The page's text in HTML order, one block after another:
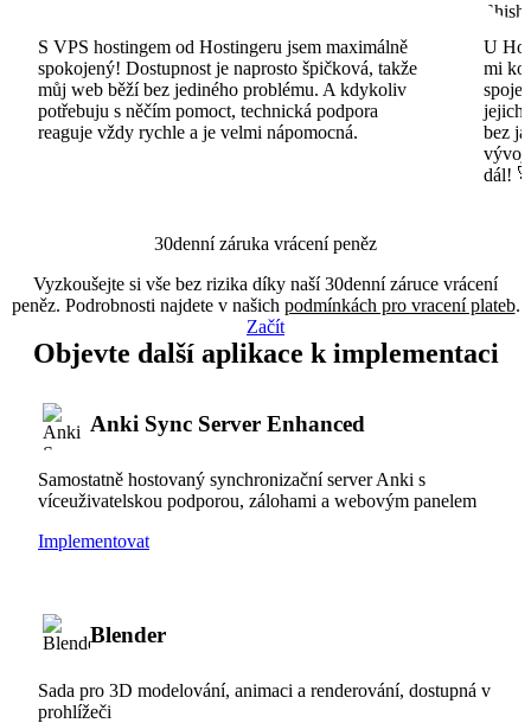
S VPS hostingem od Hostingeru jsem maximálně
spokojený! Dostupnost je naprosto špičková, takže
můj web běží bez jediného problému. A kdykoliv
potřebuju s něčím pomoct, technická podpora
reaguje vždy rychle a je velmi nápomocná.
U
mi
jejich
bez
dál!
30denní záruka vrácení peněz
Vyzkoušejte si vše bez rizika díky naší 30denní záruce vrácení
peněz. Podrobnosti najdete v našich podmínkách pro vracení plateb.
Začít
Objevte další aplikace k implementaci
Anki Sync Server Enhanced
Samostatně hostovaný synchronizační server Anki s
víceuživatelskou podporou, zálohami a webovým panelem
Implementovat
Blender
Sada pro 3D modelování, animaci a renderování, dostupná v
prohlížeči